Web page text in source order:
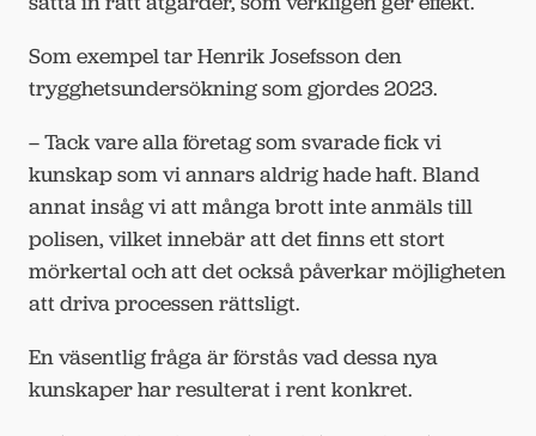
Som exempel tar Henrik Josefsson den
trygghetsundersökning som gjordes 2023.
– Tack vare alla företag som svarade fick vi
kunskap som vi annars aldrig hade haft. Bland
annat insåg vi att många brott inte anmäls till
polisen, vilket innebär att det finns ett stort
mörkertal och att det också påverkar möjligheten
att driva processen rättsligt.
En väsentlig fråga är förstås vad dessa nya
kunskaper har resulterat i rent konkret.